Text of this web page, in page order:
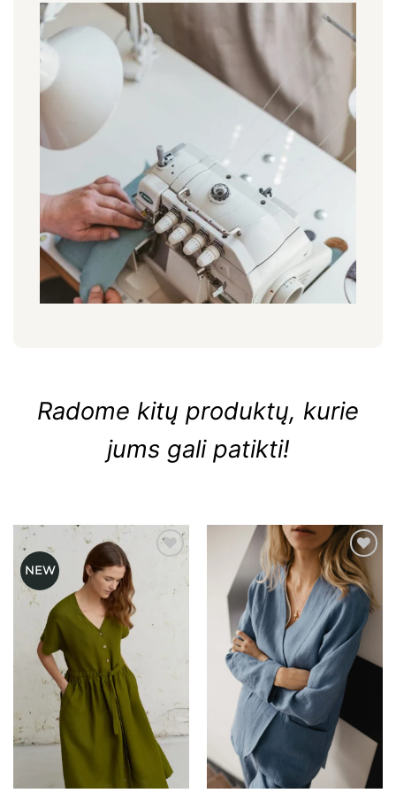
Radome kitų produktų, kurie
jums gali patikti!
NEW
Mėgstamiausias Mėgstamiausias